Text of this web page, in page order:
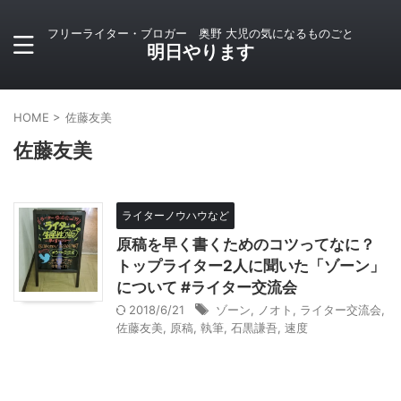
フリーライター・ブロガー 奥野 大児の気になるものごと
明日やります
HOME > 佐藤友美
佐藤友美
ライターノウハウなど
原稿を早く書くためのコツってなに？
トップライター2人に聞いた「ゾーン」
について #ライター交流会
2018/6/21 ゾーン ノオト ライター交流会
佐藤友美
原稿 執筆 石黒謙吾 速度